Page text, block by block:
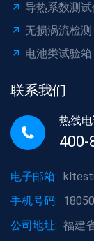
导热系数测试
无损涡流检测
电池类试验箱
联系我们
热线电
400-
电子邮箱:
手机号码:
公司地址: 福建